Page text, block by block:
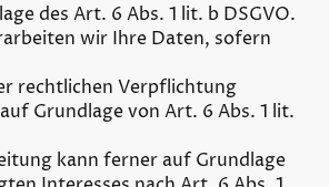
des Art. 6 Abs. 1 lit. b DSGVO.
wir Ihre Daten, sofern
rechtlichen Verpflichtung
Grundlage von Art. 6 Abs. 1 lit.
kann ferner auf Grundlage